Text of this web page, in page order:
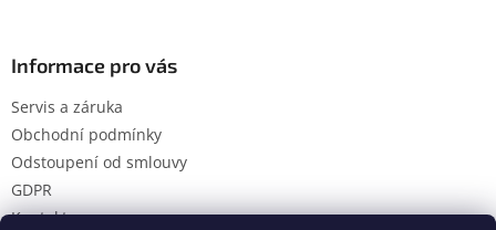
Informace pro vás
Servis a záruka
Obchodní podmínky
Odstoupení od smlouvy
GDPR
Kontakty